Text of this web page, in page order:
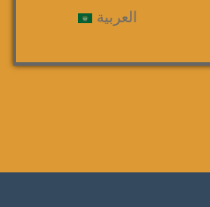
العربية